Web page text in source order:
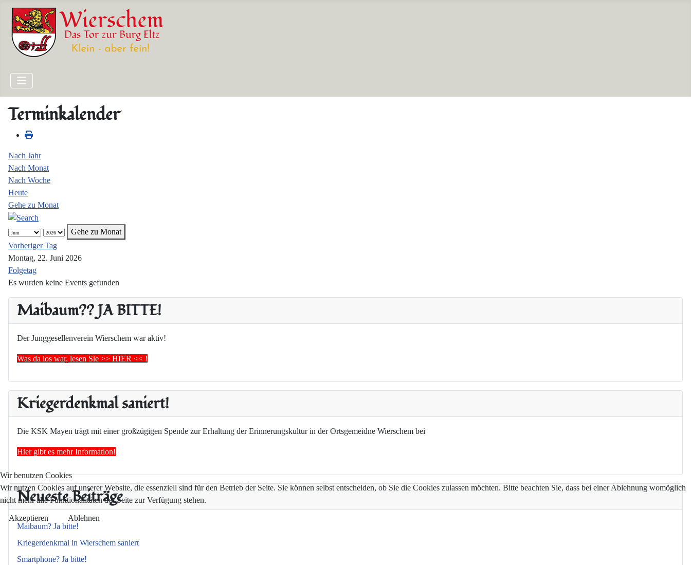
Maibaum?? JA BITTE!
Der Junggesellenverein Wierschem war aktiv!
Was da los war, lesen Sie >> HIER << !
Kriegerdenkmal saniert!
Die KSK Mayen trägt mit einer großzügigen Spende zur Erhaltung der Erinnerungskultur in der Ortsgemeidne Wierschem bei
Hier gibt es mehr Information!
Neueste Beiträge
Maibaum? Ja bitte!
Kriegerdenkmal in Wierschem saniert
Smartphone? Ja bitte!
Terminkalender
Nach Jahr
Nach Monat
Nach Woche
Heute
Gehe zu Monat
Gehe zu Monat
Vorheriger Tag
Montag, 22. Juni 2026
Folgetag
Es wurden keine Events gefunden
Wir benutzen Cookies
Wir nutzen Cookies auf unserer Website, die essenziell sind für den Betrieb der Seite. Sie können selbst entscheiden, ob Sie die Cookies zulassen möchten. Bitte beachten Sie, dass bei einer Ablehnung womöglich
nicht mehr alle Funktionalitäten der Seite zur Verfügung stehen.
Akzeptieren Ablehnen